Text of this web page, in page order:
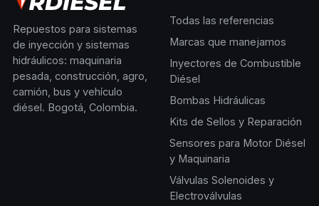
Repuestos para sistemas
de inyección y sistemas
hidráulicos: maquinaria
pesada, construcción, agro,
camión, bus y vehículo
diésel. Bogotá, Colombia.
Todas las referencias
Marcas que manejamos
Inyectores de Combustible
Diésel
Bombas Hidráulicas
Kits de Sellos y Reparación
Sensores para Motor Diésel
y Maquinaria
Válvulas Solenoides y
Electroválvulas